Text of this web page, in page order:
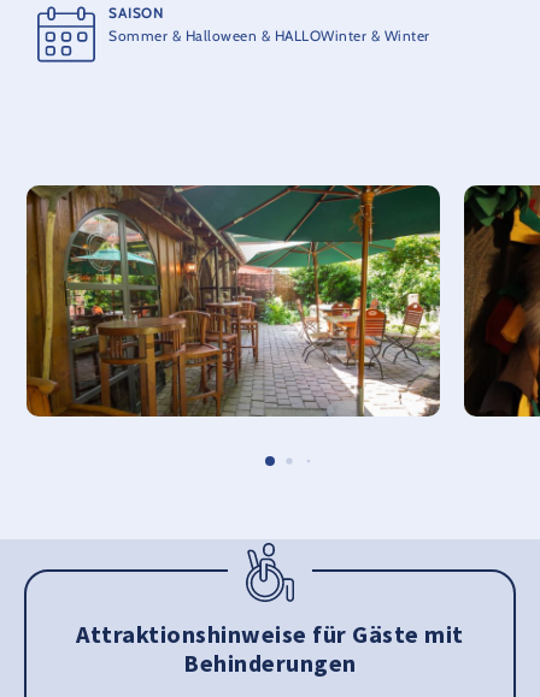
SAISON
Sommer & Halloween & HALLOWinter & Winter
Attraktionshinweise für Gäste mit
Behinderungen